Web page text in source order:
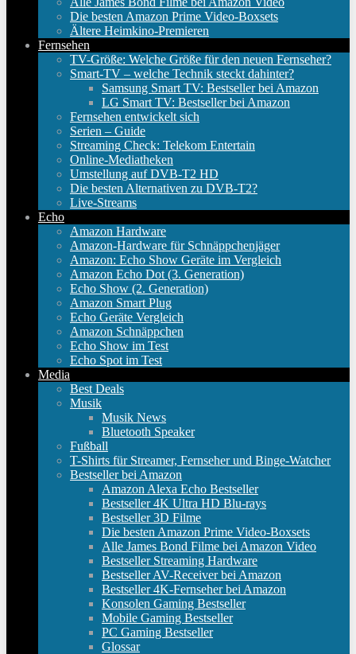
Die besten Amazon Prime Video-Boxsets
Ältere Heimkino-Premieren
Fernsehen
TV-Größe: Welche Größe für den neuen Fernseher?
Smart-TV – welche Technik steckt dahinter?
Samsung Smart TV: Bestseller bei Amazon
LG Smart TV: Bestseller bei Amazon
Fernsehen entwickelt sich
Serien – Guide
Streaming Check: Telekom Entertain
Online-Mediatheken
Umstellung auf DVB-T2 HD
Die besten Alternativen zu DVB-T2?
Live-Streams
Echo
Amazon Hardware
Amazon-Hardware für Schnäppchenjäger
Amazon: Echo Show Geräte im Vergleich
Amazon Echo Dot (3. Generation)
Echo Show (2. Generation)
Amazon Smart Plug
Echo Geräte Vergleich
Amazon Schnäppchen
Echo Show im Test
Echo Spot im Test
Media
Best Deals
Musik
Musik News
Bluetooth Speaker
Fußball
T-Shirts für Streamer, Fernseher und Binge-Watcher
Bestseller bei Amazon
Amazon Alexa Echo Bestseller
Bestseller 4K Ultra HD Blu-rays
Bestseller 3D Filme
Die besten Amazon Prime Video-Boxsets
Alle James Bond Filme bei Amazon Video
Bestseller Streaming Hardware
Bestseller AV-Receiver bei Amazon
Bestseller 4K-Fernseher bei Amazon
Konsolen Gaming Bestseller
Mobile Gaming Bestseller
PC Gaming Bestseller
Glossar